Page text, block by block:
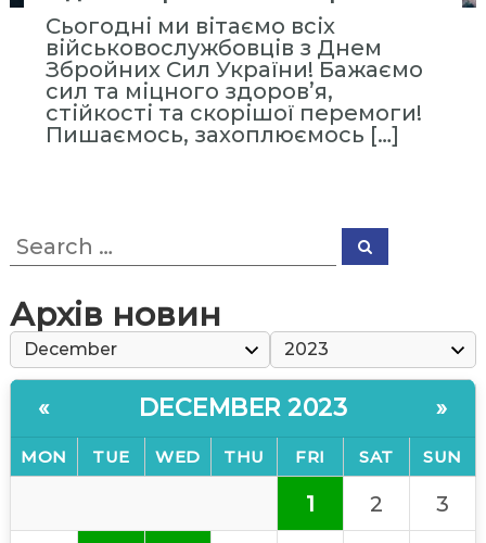
ь
н
а
А
д
е
я
п
в
Сьогодні ми вітаємо всіх
військовослужбовців з Днем
Збройних Сил України! Бажаємо
сил та міцного здоровʼя,
стійкості та скорішої перемоги!
Пишаємось, захоплюємось […]
S
e
c
f
o
S
e
Архів новин
« DECEMBER 2023 »
MON TUE WED THU FRI SAT SUN
1 2 3